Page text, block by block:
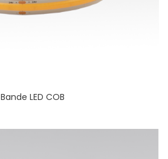
Bande LED COB